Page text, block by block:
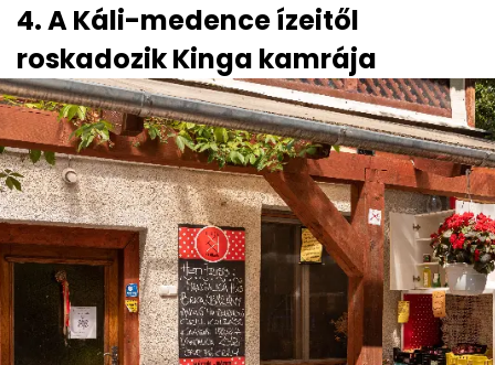
4. A Káli-medence ízeitől
roskadozik Kinga kamrája